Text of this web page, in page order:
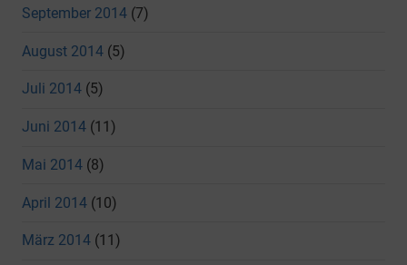
September 2014 (7)
August 2014 (5)
Juli 2014 (5)
Juni 2014 (11)
Mai 2014 (8)
April 2014 (10)
März 2014 (11)